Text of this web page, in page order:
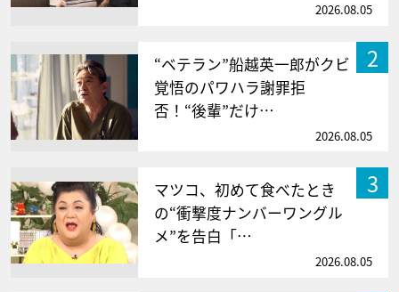
2026.08.05
2
“ベテラン”船越英一郎がクビ
覚悟のパワハラ謝罪拒
否！“後輩”だけ…
2026.08.05
3
マツコ、初めて食べたとき
の“衝撃度ナンバーワングル
メ”を告白「…
2026.08.05